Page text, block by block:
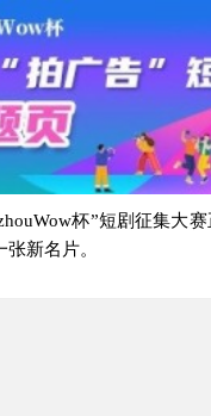
杯”短剧征集大
新名片。